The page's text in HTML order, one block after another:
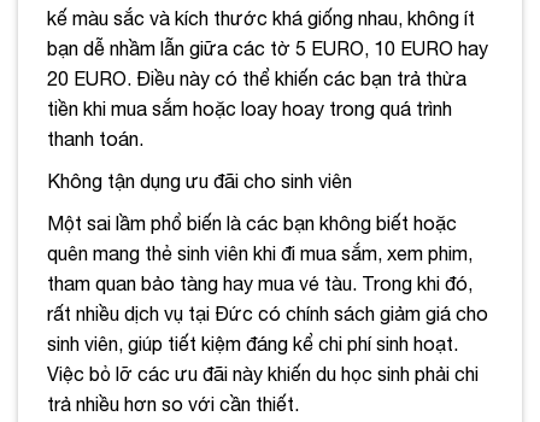
kế màu sắc và kích thước khá giống nhau, không ít
bạn dễ nhầm lẫn giữa các tờ 5 EURO, 10 EURO hay
20 EURO. Điều này có thể khiến các bạn trả thừa
tiền khi mua sắm hoặc loay hoay trong quá trình
thanh toán.
Không tận dụng ưu đãi cho sinh viên
Một sai lầm phổ biến là các bạn không biết hoặc
quên mang thẻ sinh viên khi đi mua sắm, xem phim,
tham quan bảo tàng hay mua vé tàu. Trong khi đó,
rất nhiều dịch vụ tại Đức có chính sách giảm giá cho
sinh viên, giúp tiết kiệm đáng kể chi phí sinh hoạt.
Việc bỏ lỡ các ưu đãi này khiến du học sinh phải chi
trả nhiều hơn so với cần thiết.